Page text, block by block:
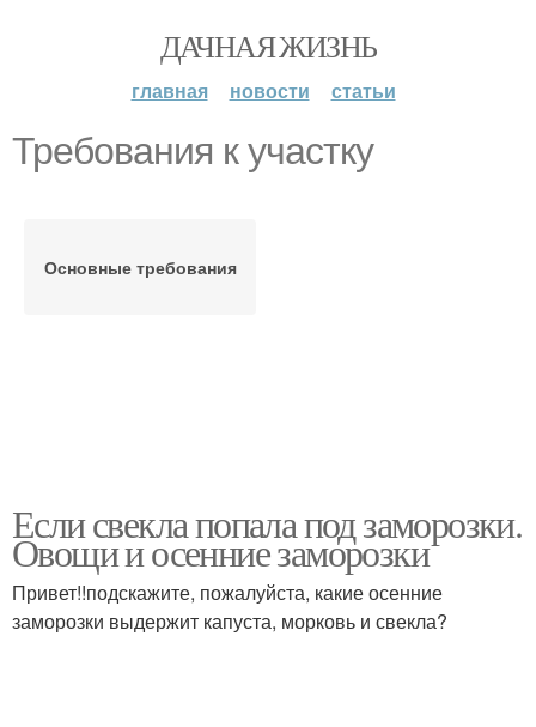
ДАЧНАЯ ЖИЗНЬ
главная новости статьи
Требования к участку
Основные требования
Если свекла попала под заморозки.
Овощи и осенние заморозки
Привет!!подскажите, пожалуйста, какие осенние
заморозки выдержит капуста, морковь и свекла?